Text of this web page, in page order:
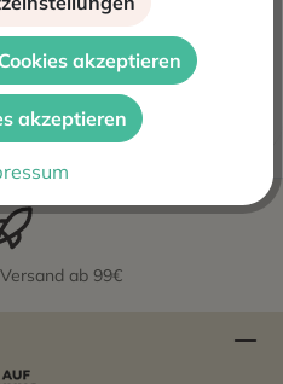
1988 nach seinem
sein kleines Weingut
Mehr
ab 99€
akzeptieren
akzeptieren